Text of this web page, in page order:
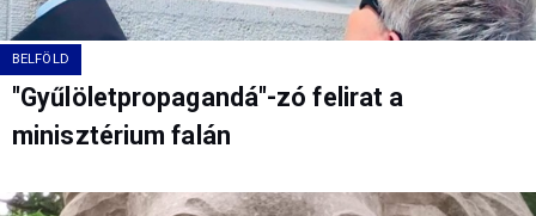
BELFÖLD
"Gyűlöletpropagandá"-zó felirat a
minisztérium falán